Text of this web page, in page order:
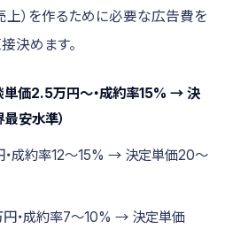
）を作るために必要な広告費を
決めます。
単価2.5万円〜・成約率15% → 決
安水準）
・成約率12〜15% → 決定単価20〜
円・成約率7〜10% → 決定単価